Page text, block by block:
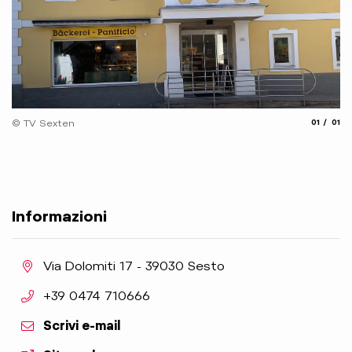
© TV Sexten 01 01
Informazioni
aria.location:
Via Dolomiti 17 - 39030 Sesto
aria.phone:
+39 0474 710666
Scrivi e-mail